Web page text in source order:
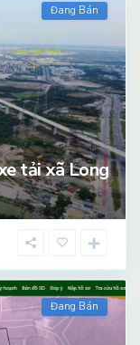
Đang Bán
tải xã Long
Đang Bán